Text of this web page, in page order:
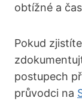
obtížné a
Pokud
postupech
průvodci na